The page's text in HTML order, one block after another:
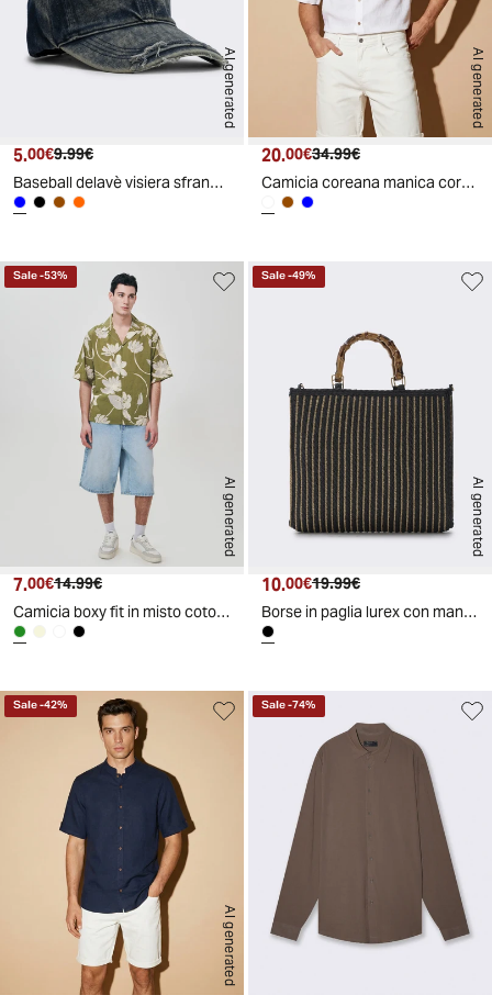
AI generated
Prezzo attuale
5.00€ Prezzo originale
9.99€
Baseball delavè visiera sfrangiata uomo - Blu
AI generated
Prezzo attuale
20.00€ Prezzo originale
34.99€
Camicia coreana manica corta in lino - Bianco
AI generated
Sale-53%
Prezzo attuale
7.00€ Prezzo originale
14.99€
Camicia boxy fit in misto cotone slub - Verde
AI generated
Sale-49%
Prezzo attuale
10.00€ Prezzo originale
19.99€
Borse in paglia lurex con manico bamboo - Nero
AI generated
Sale-42% Sale-74%